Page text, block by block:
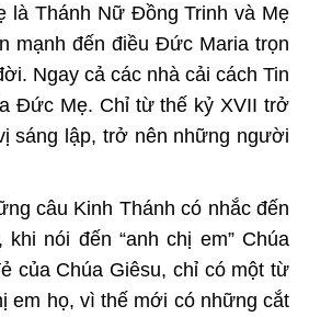
là Thánh Nữ Ðồng Trinh và Mẹ
mạnh đến điều Ðức Maria trọn
Ngay cả các nhà cải cách Tin
Ðức Mẹ. Chỉ từ thế kỷ XVII trở
sáng lập, trở nên những người
câu Kinh Thánh có nhắc đến
nói đến “anh chị em” Chúa
của Chúa Giêsu, chỉ có một từ
em họ, vì thế mới có những cắt